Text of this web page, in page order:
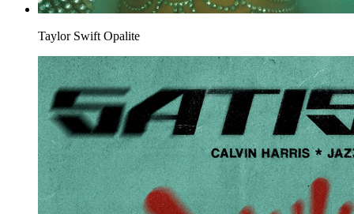
Taylor SwiftOpalite